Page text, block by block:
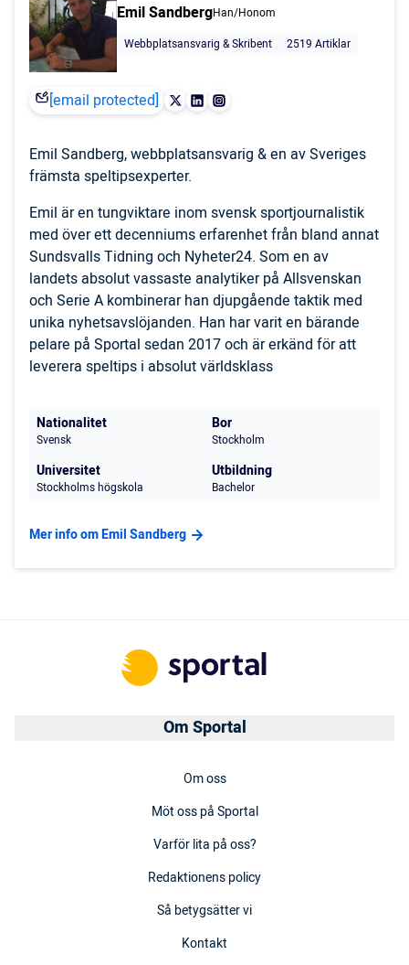
Emil SandbergHan/Honom
Webbplatsansvarig & Skribent
2519 Artiklar
[email protected]
Emil Sandberg, webbplatsansvarig & en av Sveriges
främsta speltipsexperter.
Emil är en tungviktare inom svensk sportjournalistik
med över ett decenniums erfarenhet från bland annat
Sundsvalls Tidning och Nyheter24. Som en av
landets absolut vassaste analytiker på Allsvenskan
och Serie A kombinerar han djupgående taktik med
unika nyhetsavslöjanden. Han har varit en bärande
pelare på Sportal sedan 2017 och är erkänd för att
leverera speltips i absolut världsklass
Nationalitet
Svensk
Bor
Stockholm
Universitet
Stockholms högskola
Utbildning
Bachelor
Mer info om Emil Sandberg
Om Sportal
Om oss
Möt oss på Sportal
Varför lita på oss?
Redaktionens policy
Så betygsätter vi
Kontakt